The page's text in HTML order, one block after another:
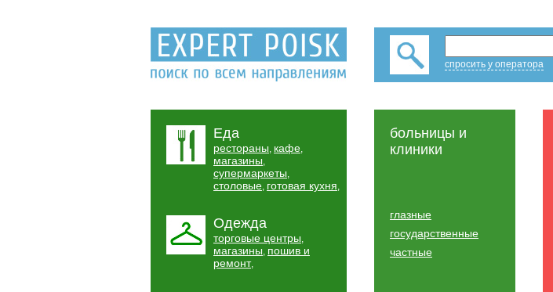
спросить у оператора
Еда
рестораны, кафе,
магазины,
супермаркеты,
столовые, готовая кухня,
Одежда
торговые центры,
магазины, пошив и
ремонт,
больницы и
клиники
глазные
государственные
частные